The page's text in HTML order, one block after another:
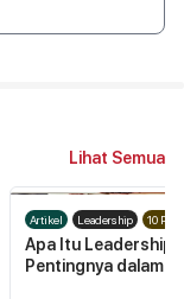
Lihat Semua
Artikel Leadership 10
Apa Itu Leadership
Pentingnya dalam